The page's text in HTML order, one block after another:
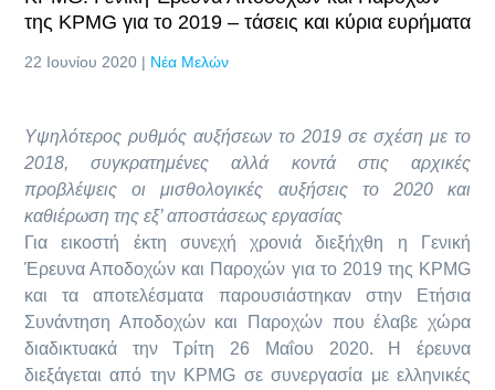
της KPMG για το 2019 – τάσεις και κύρια ευρήματα
22 Ιουνίου 2020 | Νέα Μελών
Υψηλότερος ρυθμός αυξήσεων το 2019 σε σχέση με το
2018, συγκρατημένες αλλά κοντά στις αρχικές
προβλέψεις οι μισθολογικές αυξήσεις το 2020 και
καθιέρωση της εξ’ αποστάσεως εργασίας
Για εικοστή έκτη συνεχή χρονιά διεξήχθη η Γενική
Έρευνα Αποδοχών και Παροχών για το 2019 της KPMG
και τα αποτελέσματα παρουσιάστηκαν στην Ετήσια
Συνάντηση Αποδοχών και Παροχών που έλαβε χώρα
διαδικτυακά την Τρίτη 26 Μαΐου 2020. H έρευνα
διεξάγεται από την KPMG σε συνεργασία με ελληνικές